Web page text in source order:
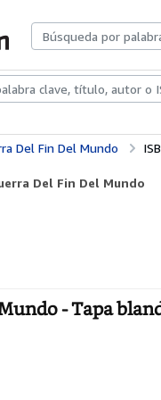
antiguosArte y
Del Fin Del Mundo
Del Fin Del Mundo
- Tapa